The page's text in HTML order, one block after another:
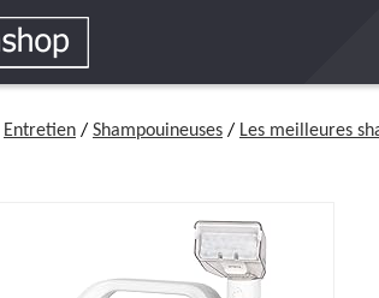
Entretien / Shampouineuses / Les meilleures